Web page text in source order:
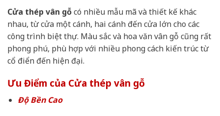
Cửa thép vân gỗcó nhiều mẫu mã và thiết kế khác
nhau, từ cửa một cánh, hai cánh đến cửa lớn cho các
công trình biệt thự. Màu sắc và hoa văn vân gỗ cũng rất
phong phú, phù hợp với nhiều phong cách kiến trúc từ
cổ điển đến hiện đại.
Ưu Điểm của Cửa thép vân gỗ
Độ Bền Cao